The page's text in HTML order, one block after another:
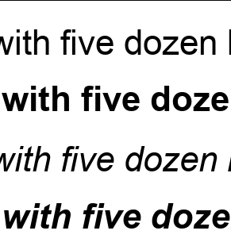
five dozen
five
five dozen
five